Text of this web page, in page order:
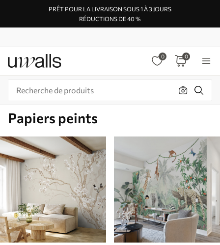
PRÊT POUR LA LIVRAISON SOUS 1 À 3 JOURS
RÉDUCTIONS DE 40 %
0 0
Papiers peints